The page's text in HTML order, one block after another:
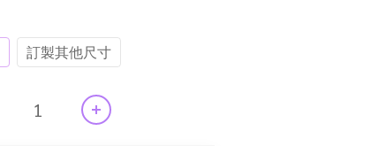
訂製其他尺寸